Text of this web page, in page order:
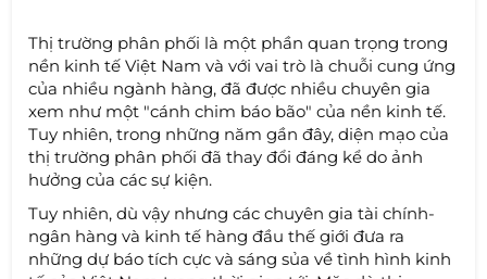
Thị trường phân phối là một phần quan trọng trong
nền kinh tế Việt Nam và với vai trò là chuỗi cung ứng
của nhiều ngành hàng, đã được nhiều chuyên gia
xem như một "cánh chim báo bão" của nền kinh tế.
Tuy nhiên, trong những năm gần đây, diện mạo của
thị trường phân phối đã thay đổi đáng kể do ảnh
hưởng của các sự kiện.
Tuy nhiên, dù vậy nhưng các chuyên gia tài chính-
ngân hàng và kinh tế hàng đầu thế giới đưa ra
những dự báo tích cực và sáng sủa về tình hình kinh